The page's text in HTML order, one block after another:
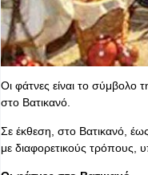
Οι φάτνες είναι το σύμβολο
στο Βατικανό.
Σε έκθεση, στο Βατικανό,
με διαφορετικούς τρόπους,